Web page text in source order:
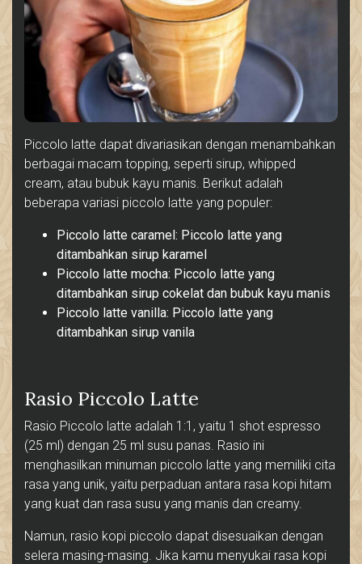
Piccolo latte dapat divariasikan dengan menambahkan
berbagai macam topping, seperti sirup, whipped
cream, atau bubuk kayu manis. Berikut adalah
beberapa variasi piccolo latte yang populer:
Piccolo latte caramel: Piccolo latte yang
ditambahkan sirup karamel
Piccolo latte mocha: Piccolo latte yang
ditambahkan sirup cokelat dan bubuk kayu manis
Piccolo latte vanilla: Piccolo latte yang
ditambahkan sirup vanila
Rasio Piccolo Latte
Rasio Piccolo latte adalah 1:1, yaitu 1 shot espresso
(25 ml) dengan 25 ml susu panas. Rasio ini
menghasilkan minuman piccolo latte yang memiliki cita
rasa yang unik, yaitu perpaduan antara rasa kopi hitam
yang kuat dan rasa susu yang manis dan creamy.
Namun, rasio kopi piccolo dapat disesuaikan dengan
selera masing-masing. Jika kamu menyukai rasa kopi